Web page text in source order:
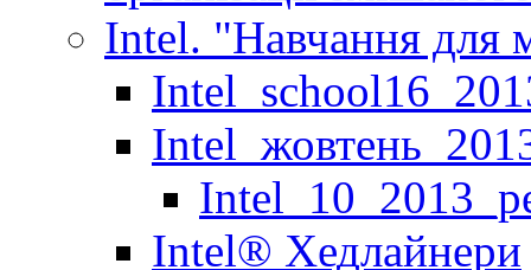
Intel. "Навчання для
Іntel® Хедлайнери